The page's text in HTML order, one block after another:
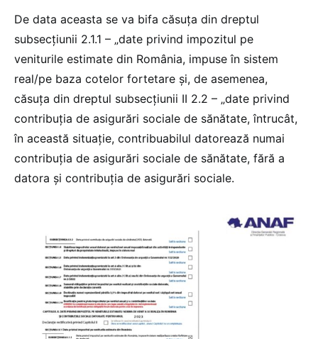
De data aceasta se va bifa căsuța din dreptul
subsecțiunii 2.1.1 – „date privind impozitul pe
veniturile estimate din România, impuse în sistem
real/pe baza cotelor fortetare și, de asemenea,
căsuța din dreptul subsecțiunii II 2.2 – „date privind
contribuția de asigurări sociale de sănătate, întrucât,
în această situație, contribuabilul datorează numai
contribuția de asigurări sociale de sănătate, fără a
datora și contribuția de asigurări sociale.